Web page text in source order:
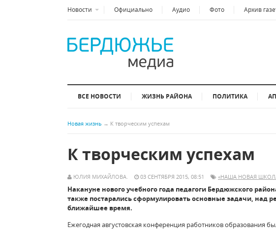
Новости Официально Аудио Фото Архив
ВСЕ НОВОСТИ ЖИЗНЬ РАЙОНА ПОЛИТИКА
Новая жизнь → К творческим успехам
К творческим успехам
ЮЛИЯ МИХАЙЛОВА. 03 СЕНТЯБРЯ 2015, 08:51 «НАША НОВАЯ
Накануне нового учебного года педагоги Бердюжского
также постарались сформулировать основные задачи, над
ближайшее время.
Ежегодная августовская конференция работников образования